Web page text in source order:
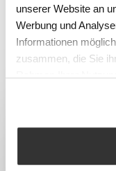
unserer Website an
Werbung und
Informationen
zusammen, die Sie
Rahmen Ihrer
KATEGORIE